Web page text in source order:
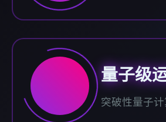
量子级
突破性量子